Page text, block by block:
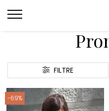
FILTRE
-69%